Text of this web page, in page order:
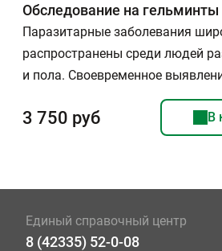
Обследование на гельминты
Паразитарные заболевания
распространены среди людей
и пола. Своевременное
3 750 руб В
Единый справочный центр
8 (42335) 52-0-08